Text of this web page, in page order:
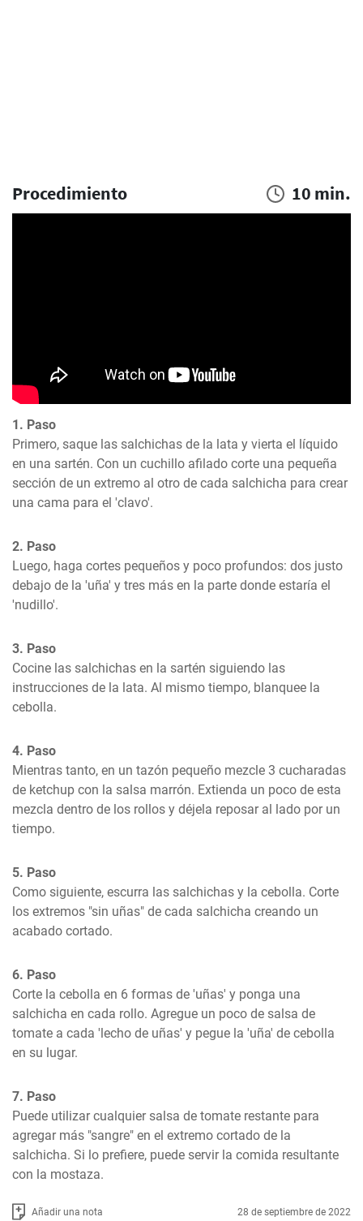
Procedimiento 10 min.
1. Paso
Primero, saque las salchichas de la lata y vierta el líquido
en una sartén. Con un cuchillo afilado corte una pequeña
sección de un extremo al otro de cada salchicha para crear
una cama para el 'clavo'.
2. Paso
Luego, haga cortes pequeños y poco profundos: dos justo
debajo de la 'uña' y tres más en la parte donde estaría el
'nudillo'.
3. Paso
Cocine las salchichas en la sartén siguiendo las
instrucciones de la lata. Al mismo tiempo, blanquee la
cebolla.
4. Paso
Mientras tanto, en un tazón pequeño mezcle 3 cucharadas
de ketchup con la salsa marrón. Extienda un poco de esta
mezcla dentro de los rollos y déjela reposar al lado por un
tiempo.
5. Paso
Como siguiente, escurra las salchichas y la cebolla. Corte
los extremos "sin uñas" de cada salchicha creando un
acabado cortado.
6. Paso
Corte la cebolla en 6 formas de 'uñas' y ponga una
salchicha en cada rollo. Agregue un poco de salsa de
tomate a cada 'lecho de uñas' y pegue la 'uña' de cebolla
en su lugar.
7. Paso
Puede utilizar cualquier salsa de tomate restante para
agregar más "sangre" en el extremo cortado de la
salchicha. Si lo prefiere, puede servir la comida resultante
con la mostaza.
Añadir una nota 28 de septiembre de 2022